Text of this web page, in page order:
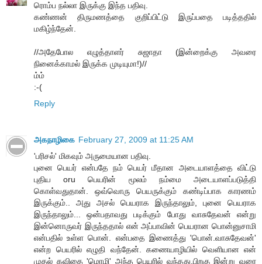
ரொம்ப நல்லா இருக்கு இந்த பதிவு.
கண்ணன் திருமணத்தை குறிப்பிட்டு இருப்பதை படித்ததில்
மகிழ்ந்தேன்.
//அதேபோல எழுத்தாளர் சுஜாதா (இன்றைக்கு அவரை
நினைக்காமல் இருக்க முடியுமா!)//
ம்ம்
:-(
Reply
அகநாழிகை February 27, 2009 at 11:25 AM
'பரிசல்' மிகவும் அருமையான பதிவு.
புனை பெயர் என்பதே நம் பெயர் மீதான அடையாளத்தை விட்டு
புதிய oru பெயரின் மூலம் நம்மை அடையாளப்படுத்தி
கொள்வதுதான். ஒவ்வொரு பெயருக்கும் கண்டிப்பாக காரணம்
இருக்கும்.. அது அசல் பெயராக இருந்தாலும், புனை பெயராக
இருந்தாலும்... ஒன்பதாவது படிக்கும் போது வாசுதேவன் என்று
இன்னொருவர் இருந்ததால் என் அப்பாவின் பெயரான பொன்னுசாமி
என்பதில் உள்ள பொன். என்பதை இணைத்து 'பொன்.வாசுதேவன்'
என்ற பெயரில் எழுதி வந்தேன். கணையாழியில் வெளியான என்
முதல் கவிதை 'மொழி' அந்த பெயரில் வந்தது.பிறகு இன்று வரை